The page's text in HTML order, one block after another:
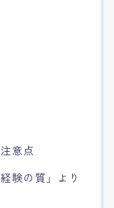
意点
験の質」より